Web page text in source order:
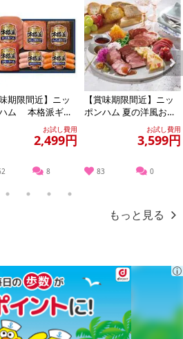
膚に含まれているコラーゲン同士を結
ハリやツヤをよくしていきます。
脈硬化や血圧の安定効果、糖尿病等
待できます。そして、黒大豆に含まれ
美白作用、肌の保湿の向上など、お肌
います。
含まれています。便の量を増やし、腸
スムーズなお通じを促します。また、
制するというダイエットの効果も期
味期限間近】ニッ
ム 本格派ギフ
お試し費用
2,499円
8
【賞味期限間近】ニッ
ポンハム 夏の洋風おつ
お試し費用
3,599円
83 0
Next
2 3 4 5
もっと見る